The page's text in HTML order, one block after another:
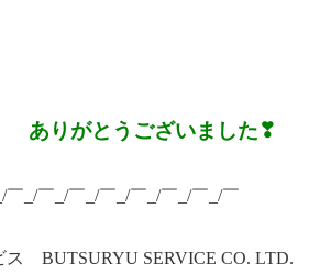
ありがとうございました❣
￣_/￣_/￣_/￣_/￣_/￣_/￣_/￣
ス BUTSURYU SERVICE CO. LTD.